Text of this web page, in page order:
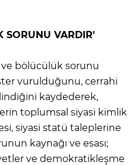
SORUNU VARDIR'
bölücülük sorunu
vurulduğunu, cerrahi
kaydederek,
toplumsal siyasi kimlik
siyasi statü taleplerine
kaynağı ve esası;
ve demokratikleşme